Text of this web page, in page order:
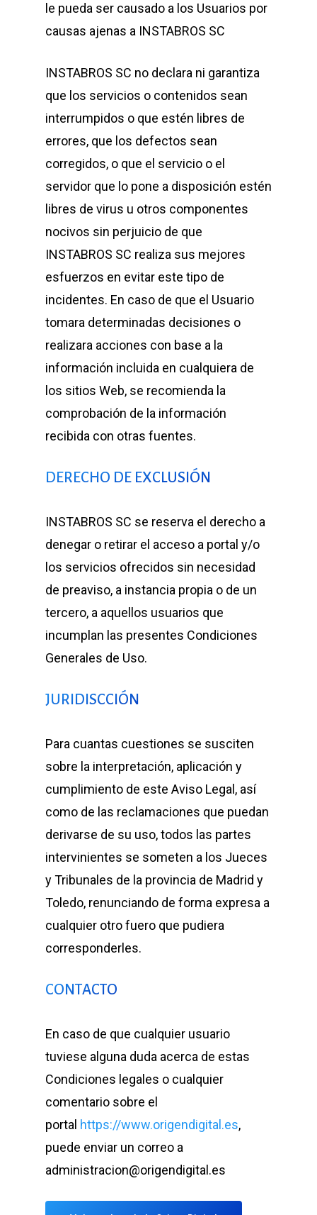
le pueda ser causado a los Usuarios por
causas ajenas a INSTABROS SC
INSTABROS SC no declara ni garantiza
que los servicios o contenidos sean
interrumpidos o que estén libres de
errores, que los defectos sean
corregidos, o que el servicio o el
servidor que lo pone a disposición estén
libres de virus u otros componentes
nocivos sin perjuicio de que
INSTABROS SC realiza sus mejores
esfuerzos en evitar este tipo de
incidentes. En caso de que el Usuario
tomara determinadas decisiones o
realizara acciones con base a la
información incluida en cualquiera de
los sitios Web, se recomienda la
comprobación de la información
recibida con otras fuentes.
DERECHO DE EXCLUSIÓN
INSTABROS SC se reserva el derecho a
denegar o retirar el acceso a portal y/o
los servicios ofrecidos sin necesidad
de preaviso, a instancia propia o de un
tercero, a aquellos usuarios que
incumplan las presentes Condiciones
Generales de Uso.
JURIDISCCIÓN
Para cuantas cuestiones se susciten
sobre la interpretación, aplicación y
cumplimiento de este Aviso Legal, así
como de las reclamaciones que puedan
derivarse de su uso, todos las partes
intervinientes se someten a los Jueces
y Tribunales de la provincia de Madrid y
Toledo, renunciando de forma expresa a
cualquier otro fuero que pudiera
corresponderles.
CONTACTO
En caso de que cualquier usuario
tuviese alguna duda acerca de estas
Condiciones legales o cualquier
comentario sobre el
portal https://www.origendigital.es,
puede enviar un correo a
administracion@origendigital.es